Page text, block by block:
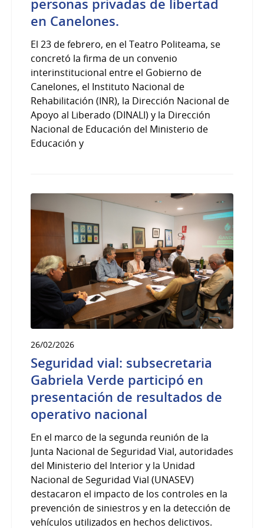
personas privadas de libertad
en Canelones.
El 23 de febrero, en el Teatro Politeama, se
concretó la firma de un convenio
interinstitucional entre el Gobierno de
Canelones, el Instituto Nacional de
Rehabilitación (INR), la Dirección Nacional de
Apoyo al Liberado (DINALI) y la Dirección
Nacional de Educación del Ministerio de
Educación y
26/02/2026
Seguridad vial: subsecretaria
Gabriela Verde participó en
presentación de resultados de
operativo nacional
En el marco de la segunda reunión de la
Junta Nacional de Seguridad Vial, autoridades
del Ministerio del Interior y la Unidad
Nacional de Seguridad Vial (UNASEV)
destacaron el impacto de los controles en la
prevención de siniestros y en la detección de
vehículos utilizados en hechos delictivos.